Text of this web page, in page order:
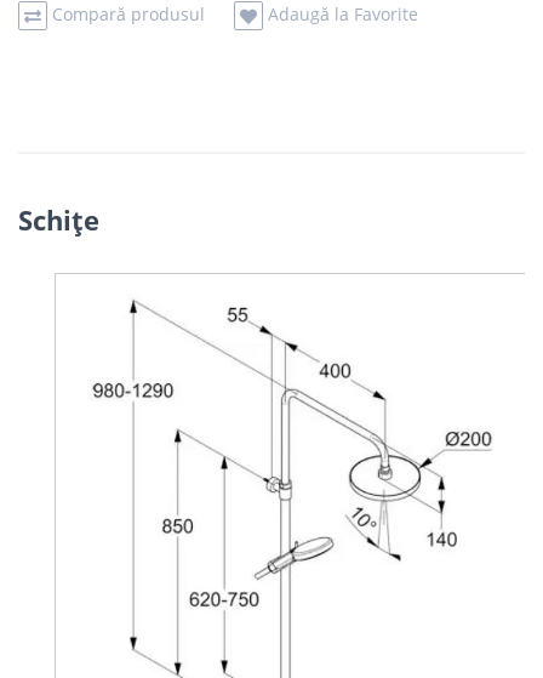
Compară produsul Adaugă la Favorite
Schiţe